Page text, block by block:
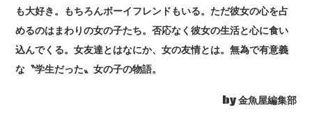
も大好き。もちろんボーイフレンドもいる。ただ彼女の心を占
めるのはまわりの女の子たち。否応なく彼女の生活と心に食い
込んでくる。女友達とはなにか、女の友情とは。無為で有意義
な〝学生だった〟女の子の物語。
by 金魚屋編集部